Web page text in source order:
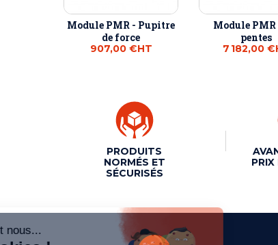
Module PMR - Pupitre
de force
907,00 €HT
Module
pentes
7 182,00 €
PRODUITS
NORMÉS ET
SÉCURISÉS
PRIX